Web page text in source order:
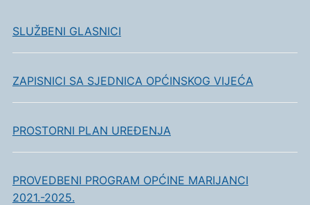
SLUŽBENI GLASNICI
ZAPISNICI SA SJEDNICA OPĆINSKOG VIJEĆA
PROSTORNI PLAN UREĐENJA
PROVEDBENI PROGRAM OPĆINE MARIJANCI
2021.-2025.